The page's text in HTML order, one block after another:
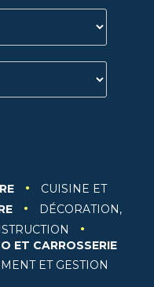
·
CUISINE ET
·
DÉCORATION,
·
ET CARROSSERIE
ET GESTION